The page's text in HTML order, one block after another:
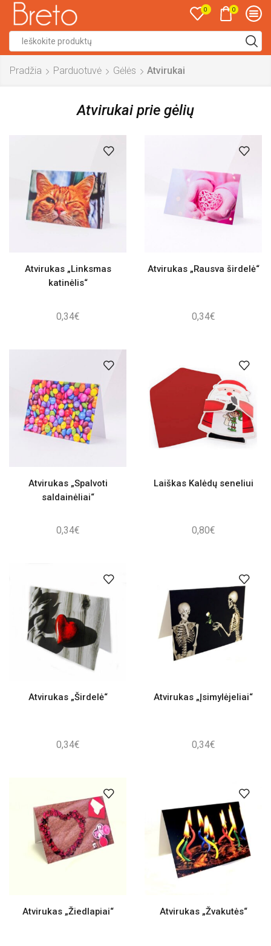
0 0
Pradžia Parduotuvė Gėlės Atvirukai
Atvirukai prie gėlių
Atvirukas „Linksmas
katinėlis“
0,34€
Atvirukas „Rausva širdelė“
0,34€
Atvirukas „Spalvoti
saldainėliai“
0,34€
Laiškas Kalėdų seneliui
0,80€
Atvirukas „Širdelė“
0,34€
Atvirukas „Įsimylėjeliai“
0,34€
Atvirukas „Žiedlapiai“ Atvirukas „Žvakutės“